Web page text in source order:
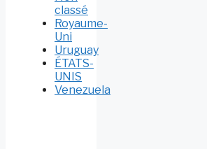
classé
Royaume-
Uni
Uruguay
ÉTATS-
UNIS
Venezuela